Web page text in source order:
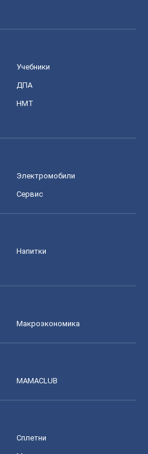
Учебники
ДПА
НМТ
Электромобили
Сервис
Напитки
Mакроэкономика
MAMACLUB
Сплетни